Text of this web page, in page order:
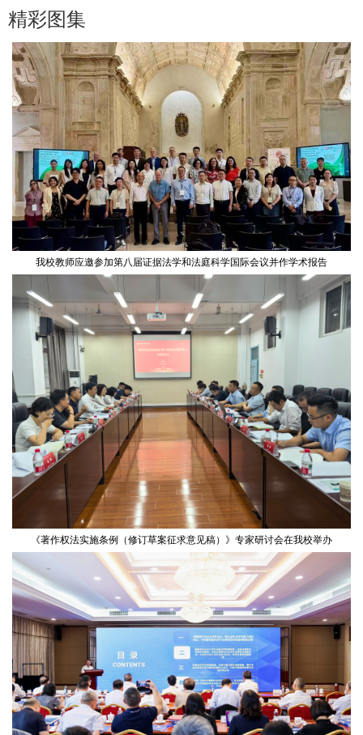
精彩图集
我校教师应邀参加第八届证据法学和法庭科学国际会议并作学术报告
《著作权法实施条例（修订草案征求意见稿）》专家研讨会在我校举办